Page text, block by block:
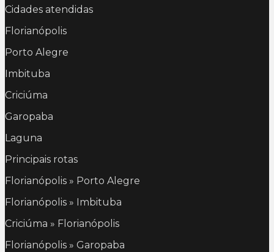
Cidades atendidas
Florianópolis
Porto Alegre
Imbituba
Criciúma
Garopaba
Laguna
Principais rotas
Florianópolis » Porto Alegre
Florianópolis » Imbituba
Criciúma » Florianópolis
Florianópolis » Garopaba